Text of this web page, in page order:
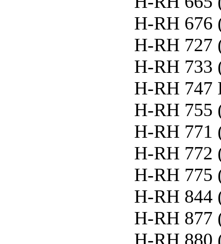
H-RH 676
H-RH 727
H-RH 733
H-RH 747
H-RH 755
H-RH 771
H-RH 772
H-RH 775
H-RH 844
H-RH 877
H-RH 880